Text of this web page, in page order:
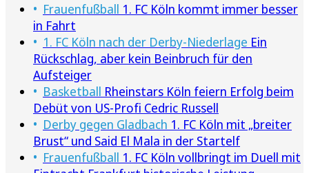
Frauenfußball 1. FC Köln kommt immer besser
in Fahrt
1. FC Köln nach der Derby-Niederlage Ein
Rückschlag, aber kein Beinbruch für den
Aufsteiger
Basketball Rheinstars Köln feiern Erfolg beim
Debüt von US-Profi Cedric Russell
Derby gegen Gladbach 1. FC Köln mit „breiter
Brust“ und Said El Mala in der Startelf
Frauenfußball 1. FC Köln vollbringt im Duell mit